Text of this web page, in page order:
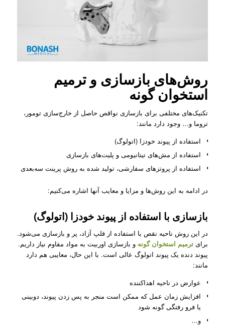
روش‌های بازسازی و ترمیم
استخوان گونه
تکنیک‌های مختلفی برای بازسازی نواقص حاصل از خارج‌سازی تومور،
تروما و… وجود دارد مانند:
استفاده از پیوند خودزا (اتولوگ)
استفاده از مش‌های تیتانیومی و پلیت‌های بازسازی
استفاده از پروتزهای سفارشی، تولید شده به روش پرینت سه‌بعدی
در ادامه به این روش‌ها و مزایا و معایب آنها اشاره می‌کنیم:
بازسازی با استفاده از پیوند خودزا (اتولوگ)
در این روش ناحیه نقص با استفاده از فلپ آزاد، پر و بازسازی می‌شود.
برای ترمیم استخوان گونه و بازسازی اوربیت به مواد مقاوم نیاز داریم.
پیوند دنده یک پیوند اتولوگ عالی است. با این حال، معایبی هم دارد
مانند:
عوارض در ناحیه اهداکننده
افزایش زمان عمل که ممکن است منجر به پس زدن پیوند، دوبینی
یا فرو رفتگی گونه ‌شود
و…